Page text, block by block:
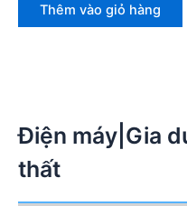
Thêm vào giỏ hàng
Điện máy|Gia
thất